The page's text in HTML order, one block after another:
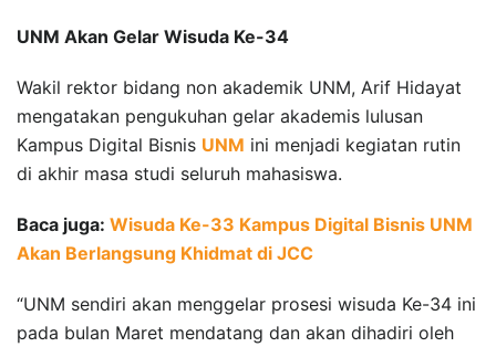
UNM Akan Gelar Wisuda Ke-34
Wakil rektor bidang non akademik UNM, Arif Hidayat
mengatakan pengukuhan gelar akademis lulusan
Kampus Digital Bisnis UNM ini menjadi kegiatan rutin
di akhir masa studi seluruh mahasiswa.
Baca juga: Wisuda Ke-33 Kampus Digital Bisnis UNM
Akan Berlangsung Khidmat di JCC
“UNM sendiri akan menggelar prosesi wisuda Ke-34 ini
pada bulan Maret mendatang dan akan dihadiri oleh